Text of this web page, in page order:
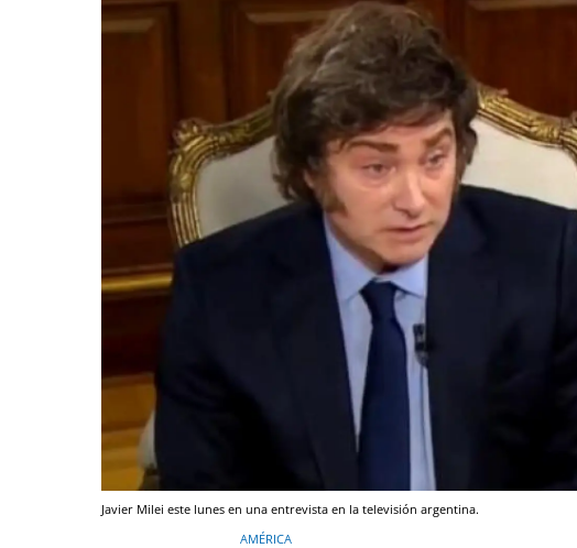
Javier Milei este lunes en una entrevista en la televisión argentina.
AMÉRICA